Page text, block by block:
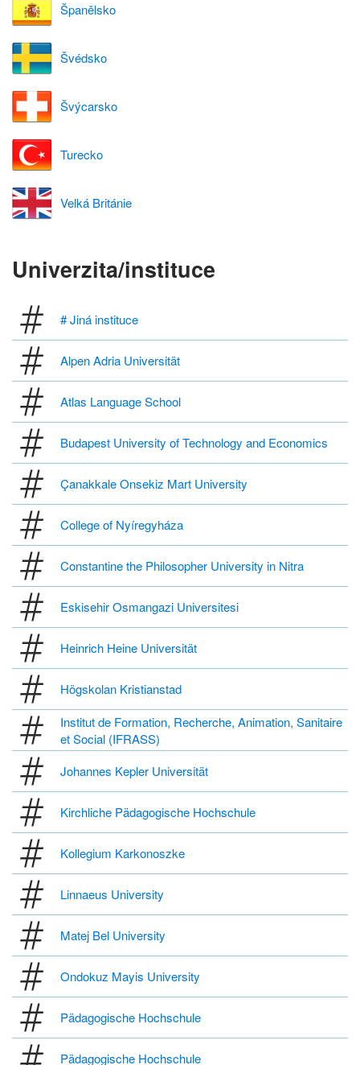
Španělsko
Švédsko
Švýcarsko
Turecko
Velká Británie
Univerzita/instituce
# Jiná instituce
Alpen Adria Universität
Atlas Language School
Budapest University of Technology and Economics
Çanakkale Onsekiz Mart University
College of Nyíregyháza
Constantine the Philosopher University in Nitra
Eskisehir Osmangazi Universitesi
Heinrich Heine Universität
Högskolan Kristianstad
Institut de Formation, Recherche, Animation, Sanitaire
et Social (IFRASS)
Johannes Kepler Universität
Kirchliche Pädagogische Hochschule
Kollegium Karkonoszke
Linnaeus University
Matej Bel University
Ondokuz Mayis University
Pädagogische Hochschule
Pädagogische Hochschule